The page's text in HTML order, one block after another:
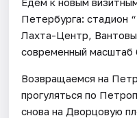
Петербурга: стадион
Лахта-Центр,
современный масштаб
Возвращаемся на
прогуляться по
снова на Дворцовую